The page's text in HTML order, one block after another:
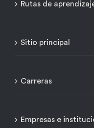
Rutas de
Sitio principal
Carreras
Empresas e